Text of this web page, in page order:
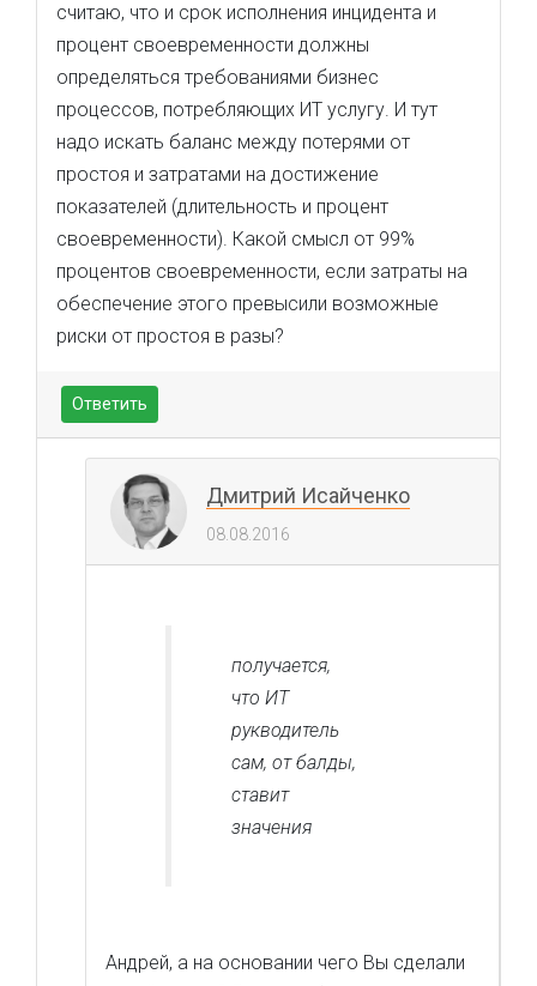
считаю, что и срок исполнения инцидента и
процент своевременности должны
определяться требованиями бизнес
процессов, потребляющих ИТ услугу. И тут
надо искать баланс между потерями от
простоя и затратами на достижение
показателей (длительность и процент
своевременности). Какой смысл от 99%
процентов своевременности, если затраты на
обеспечение этого превысили возможные
риски от простоя в разы?
Ответить
Дмитрий Исайченко
08.08.2016
получается,
что ИТ
рукводитель
сам, от балды,
ставит
значения
Андрей, а на основании чего Вы сделали